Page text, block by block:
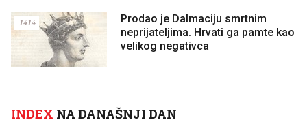
Prodao je Dalmaciju smrtnim
neprijateljima. Hrvati ga pamte kao
velikog negativca
1414
INDEX NA DANAŠNJI DAN